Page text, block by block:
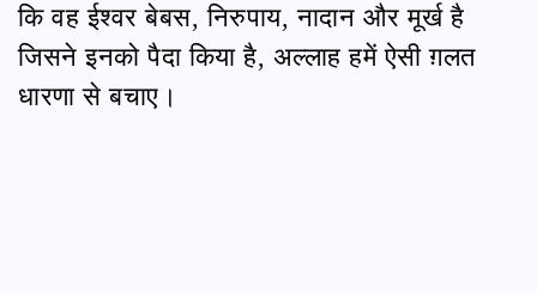
कि वह ईश्वर बेबस, निरुपाय, नादान और मूर्ख है
जिसने इनको पैदा किया है, अल्लाह हमें ऐसी ग़लत
धारणा से बचाए।